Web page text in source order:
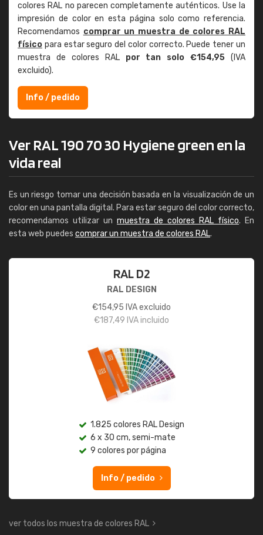
colores RAL no parecen completamente auténticos. Use la
impresión de color en esta página solo como referencia.
Recomendamos comprar un muestra de colores RAL
físico para estar seguro del color correcto. Puede tener un
muestra de colores RAL por tan solo €154,95 (IVA
excluido).
Info / pedido
Ver RAL 190 70 30 Hygiene green en la
vida real
Es un riesgo tomar una decisión basada en la visualización de un
color en una pantalla digital. Para estar seguro del color correcto,
recomendamos utilizar un muestra de colores RAL físico. En
esta web puedes comprar un muestra de colores RAL.
RAL D2
RAL DESIGN
€154,95 IVA excluido
€187,49 IVA incluido
1.825 colores RAL Design
6 x 30 cm, semi-mate
9 colores por página
Info / pedido
ver todos los muestra de colores RAL